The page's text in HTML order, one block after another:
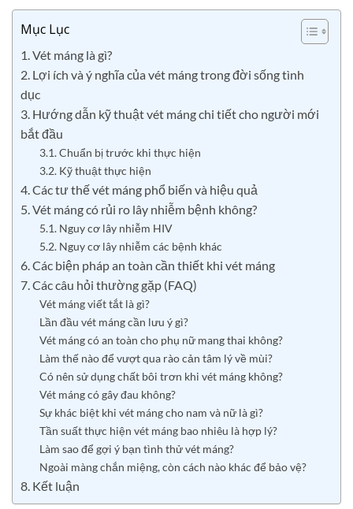
Mục Lục
1. Vét máng là gì?
2. Lợi ích và ý nghĩa của vét máng trong đời sống tình
dục
3. Hướng dẫn kỹ thuật vét máng chi tiết cho người mới
bắt đầu
3.1. Chuẩn bị trước khi thực hiện
3.2. Kỹ thuật thực hiện
4. Các tư thế vét máng phổ biến và hiệu quả
5. Vét máng có rủi ro lây nhiễm bệnh không?
5.1. Nguy cơ lây nhiễm HIV
5.2. Nguy cơ lây nhiễm các bệnh khác
6. Các biện pháp an toàn cần thiết khi vét máng
7. Các câu hỏi thường gặp (FAQ)
Vét máng viết tắt là gì?
Lần đầu vét máng cần lưu ý gì?
Vét máng có an toàn cho phụ nữ mang thai không?
Làm thế nào để vượt qua rào cản tâm lý về mùi?
Có nên sử dụng chất bôi trơn khi vét máng không?
Vét máng có gây đau không?
Sự khác biệt khi vét máng cho nam và nữ là gì?
Tần suất thực hiện vét máng bao nhiêu là hợp lý?
Làm sao để gợi ý bạn tình thử vét máng?
Ngoài màng chắn miệng, còn cách nào khác để bảo vệ?
8. Kết luận